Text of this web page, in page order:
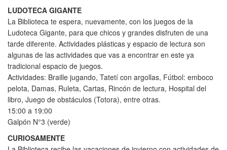
LUDOTECA GIGANTE
La Biblioteca te espera, nuevamente, con los juegos de la
Ludoteca Gigante, para que chicos y grandes disfruten de una
tarde diferente. Actividades plásticas y espacio de lectura son
algunas de las actividades que vas a encontrar en este ya
tradicional espacio de juegos.
Actividades: Braille jugando, Tatetí con argollas, Fútbol: emboco
pelota, Damas, Ruleta, Cartas, Rincón de lectura, Hospital del
libro, Juego de obstáculos (Totora), entre otras.
15:00 a 19:00
Galpón N°3 (verde)
CURIOSAMENTE